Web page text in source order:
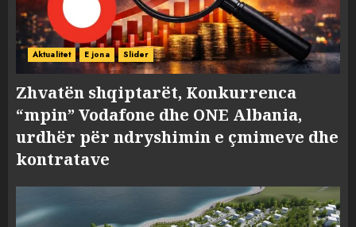
Aktualitet E jona Slider
Zhvatën shqiptarët, Konkurrenca
“mpin” Vodafone dhe ONE Albania,
urdhër për ndryshimin e çmimeve dhe
kontratave